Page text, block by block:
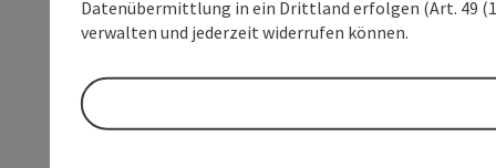
Datenübermittlung in ein Drittland erfolgen (Art. 49
verwalten und jederzeit widerrufen können.